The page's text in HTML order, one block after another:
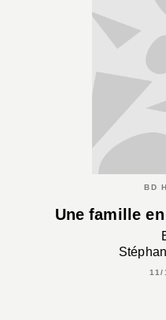
BD
Une famille
11/